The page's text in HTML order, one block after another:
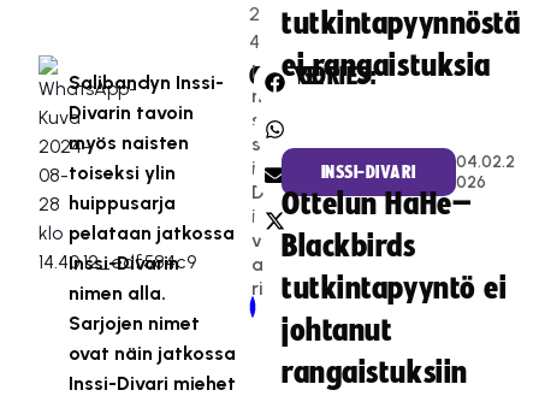
2
4
Salibandyn Inssi-
Divarin tavoin
myös naisten
toiseksi ylin
huippusarja
pelataan jatkossa
Inssi-Divarin
nimen alla.
Sarjojen nimet
ovat näin jatkossa
Inssi-Divari miehet
CATEGORIES:
I
n
s
s
i-
D
i
v
a
ri
SHARE:
Newer Post
tutkintapyynnöstä
ei rangaistuksia
INSSI-DIVARI
04.02.2
026
Ottelun HaHe–
Blackbirds
tutkintapyyntö ei
johtanut
rangaistuksiin